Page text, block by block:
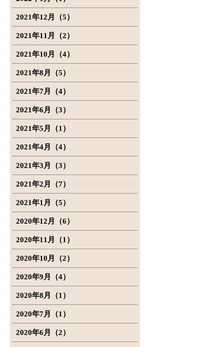
2021年12月（5）
2021年11月（2）
2021年10月（4）
2021年8月（5）
2021年7月（4）
2021年6月（3）
2021年5月（1）
2021年4月（4）
2021年3月（3）
2021年2月（7）
2021年1月（5）
2020年12月（6）
2020年11月（1）
2020年10月（2）
2020年9月（4）
2020年8月（1）
2020年7月（1）
2020年6月（2）